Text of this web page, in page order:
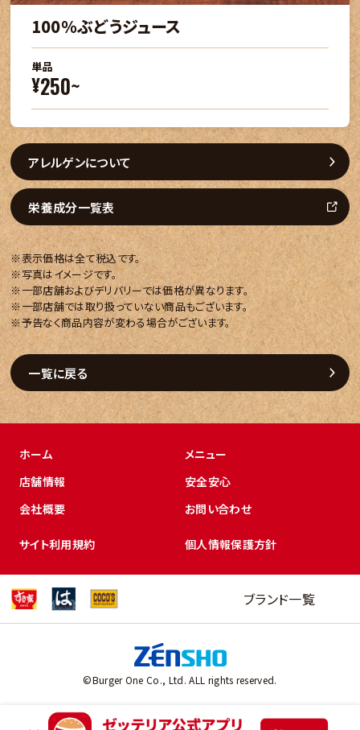
100％ぶどうジュース
単品
¥250~
アレルゲンについて
栄養成分一覧表
※表示価格は全て税込です。
※写真はイメージです。
※一部店舗およびデリバリーでは価格が異なります。
※一部店舗では取り扱っていない商品もございます。
※予告なく商品内容が変わる場合がございます。
一覧に戻る
ホーム
メニュー
店舗情報
安全安心
会社概要
お問い合わせ
サイト利用規約 個人情報保護方針
ブランド一覧
©Burger One Co., Ltd. ALL rights reserved.